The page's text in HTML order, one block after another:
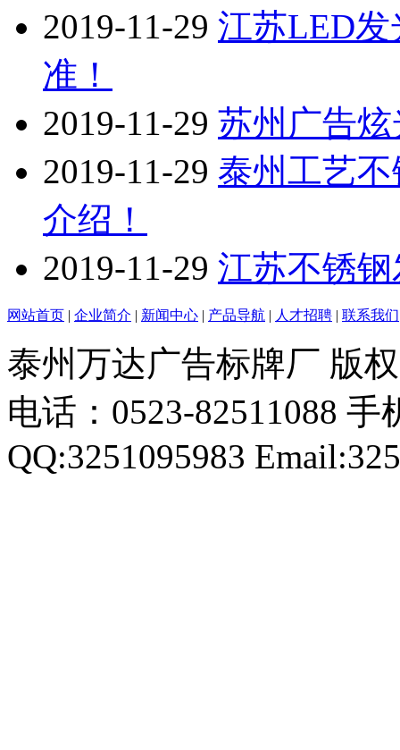
2019-11-29 江苏LED
准！
2019-11-29 苏州广告
2019-11-29 泰州工艺
介绍！
2019-11-29 江苏不锈
网站首页 | 企业简介 | 新闻中心 | 产品导航 | 人才招聘 | 联系我们
泰州万达广告标牌厂 版
电话：0523-82511088 手
QQ:3251095983